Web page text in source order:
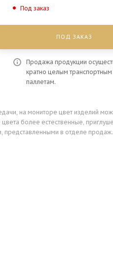
Под заказ
ПОД ЗАКАЗ
Продажа продукции
кратно целым транспортным
паллетам.
на мониторе цвет изделий
более естественные,
представленными в отделе продаж.